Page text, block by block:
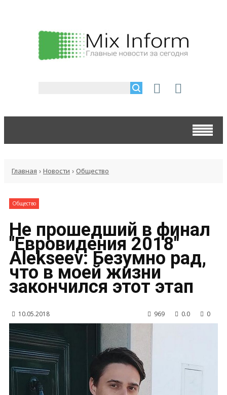
Главная › Новости › Общество
Общество
Не прошедший в финал
"Евровидения 2018"
Alekseev: Безумно рад,
что в моей жизни
закончился этот этап
10.05.2018 969 0.0 0